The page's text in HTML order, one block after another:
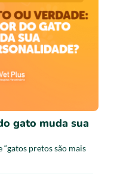
gato muda sua
“gatos pretos são mais